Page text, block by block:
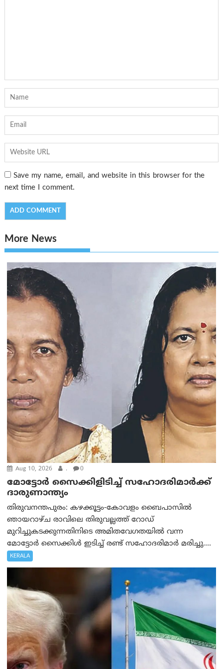
Save my name, email, and website in this browser for the
next time I comment.
More News
Aug 10, 2026 . 0
മോട്ടോര്‍ സൈക്കിളിടിച്ച് സഹോദരിമാര്‍ക്ക്
ദാരുണാന്ത്യം
തിരുവനന്തപുരം: കഴക്കൂട്ടം-കോവളം ബൈപാസിൽ
ഞായറാഴ്ച രാവിലെ തിരുവല്ലത്ത് റോഡ്
മുറിച്ചുകടക്കുന്നതിനിടെ അമിതവേഗതയിൽ വന്ന
മോട്ടോർ സൈക്കിൾ ഇടിച്ച് രണ്ട് സഹോദരിമാർ മരിച്ചു....
KERALA